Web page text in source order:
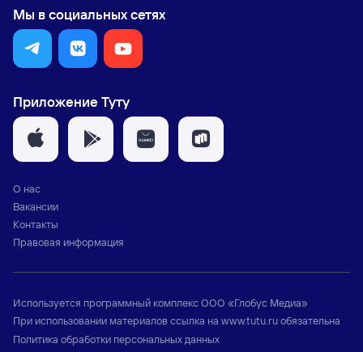
Мы в социальных сетях
Приложение Туту
О нас
Вакансии
Контакты
Правовая информация
Используется программный комплексООО «Глобус Медиа»
При использовании материалов ссылка на www.tutu.ruобязательна
Политика обработки персональных данных